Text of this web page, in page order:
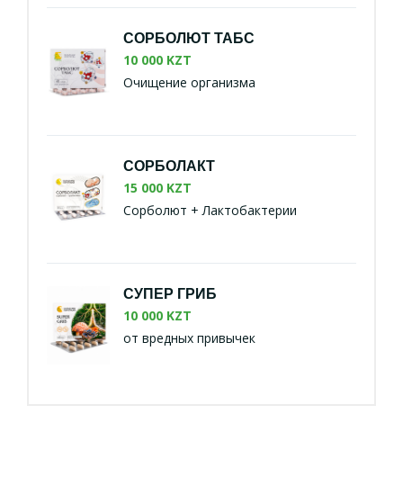
СОРБОЛЮТ ТАБС
10 000 KZT
Очищение организма
СОРБОЛАКТ
15 000 KZT
Сорболют + Лактобактерии
СУПЕР ГРИБ
10 000 KZT
от вредных привычек